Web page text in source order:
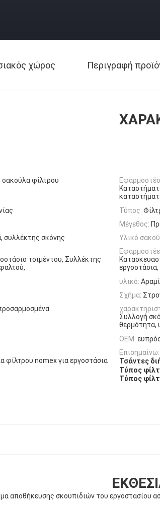
χώρος Περιγραφή
φίλτρου
Τύπος:
Μέγεθος:
συλλέκτης σκόνης Υλικό
τσιμέντου, Συλλέκτης
υλικό:
Σχήμα:
Συλλογή
θερμότητα,
OEM:
φίλτρου nomex για εργοστάσια
Επισημαίνω:
Τσάντες
Τύπος
Τύπος
αποθήκευσης σκουπιδιών του εργοστασίου